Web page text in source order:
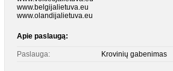
www.belgijalietuva.eu
www.olandijalietuva.eu
Apie paslaugą:
Paslauga: Krovinių gabenimas